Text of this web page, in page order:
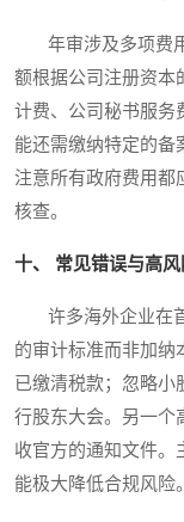
年审涉及多项费用
额根据公司注册资本
计费、公司秘书服务
能还需缴纳特定的备
注意所有政府费用都
核查。
十、 常见错误与高
许多海外企业在首
的审计标准而非加纳
已缴清税款；忽略小
行股东大会。另一个
收官方的通知文件。
能极大降低合规风险。